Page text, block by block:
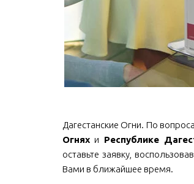
Дагестанские Огни. По
Огняхи Республике
оставьте заявку,
Вами в ближайшее время.